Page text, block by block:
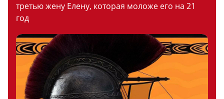
третью жену Елену, которая моложе его на 21
год